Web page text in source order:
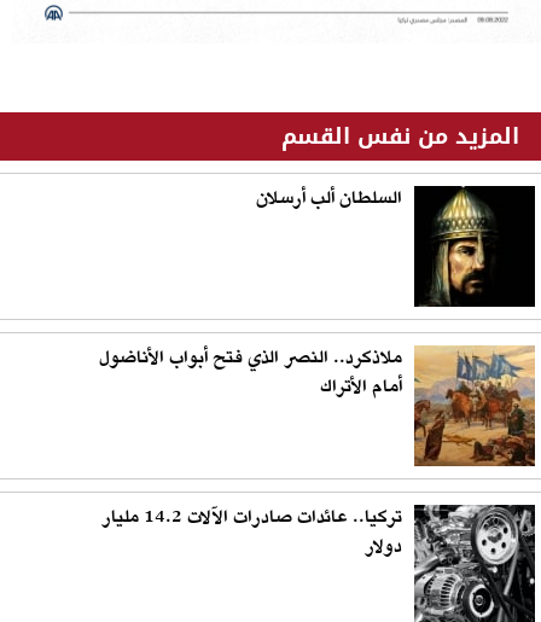
المزيد من نفس القسم
السلطان ألب أرسلان
ملاذكرد.. النصر الذي فتح أبواب الأناضول
أمام الأتراك
تركيا.. عائدات صادرات الآلات 14.2 مليار
دولار